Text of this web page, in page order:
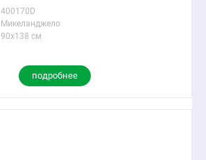
400170D
Микеланджело
90x138 см
подробнее